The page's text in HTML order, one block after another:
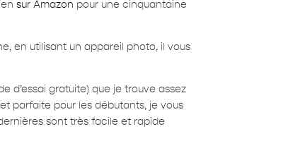
sur Amazon pour une cinquantaine
en utilisant un appareil photo, il vous
d’essai gratuite) que je trouve assez
parfaite pour les débutants, je vous
sont très facile et rapide